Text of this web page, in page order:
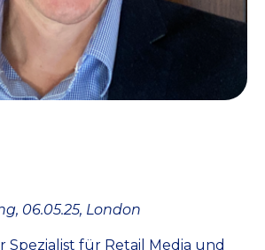
06.05.25, London
Spezialist für Retail Media und